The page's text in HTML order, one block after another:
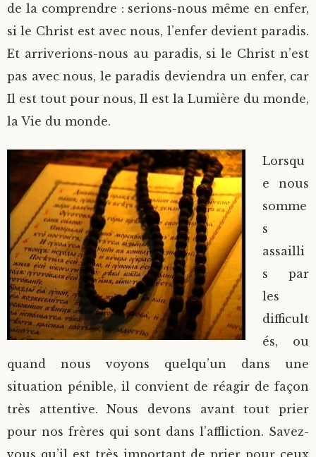
de la comprendre : serions-nous même en enfer,
si le Christ est avec nous, l’enfer devient paradis.
Et arriverions-nous au paradis, si le Christ n’est
pas avec nous, le paradis deviendra un enfer, car
Il est tout pour nous, Il est la Lumière du monde,
la Vie du monde.
Lorsqu
e nous
somme
s
assailli
s par
les
difficult
és, ou
quand nous voyons quelqu’un dans une
situation pénible, il convient de réagir de façon
très attentive. Nous devons avant tout prier
pour nos frères qui sont dans l’affliction. Savez-
vous qu’il est très important de prier pour ceux